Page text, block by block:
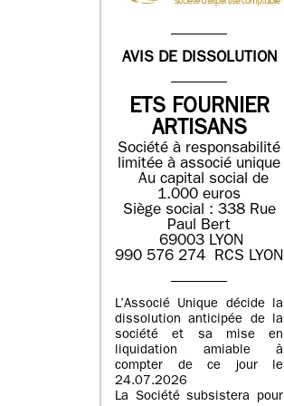
AVIS DE DISSOLUTION
ETS FOURNIER
ARTISANS
Société à responsabilité
limitée à associé unique
Au capital social de
1.000 euros
Siège social : 338 Rue
Paul Bert
69003 LYON
990 576 274 RCS LYON
L’Associé Unique décide la
dissolution anticipée de la
société et sa mise en
liquidation amiable à
compter de ce jour le
24.07.2026
La Société subsistera pour